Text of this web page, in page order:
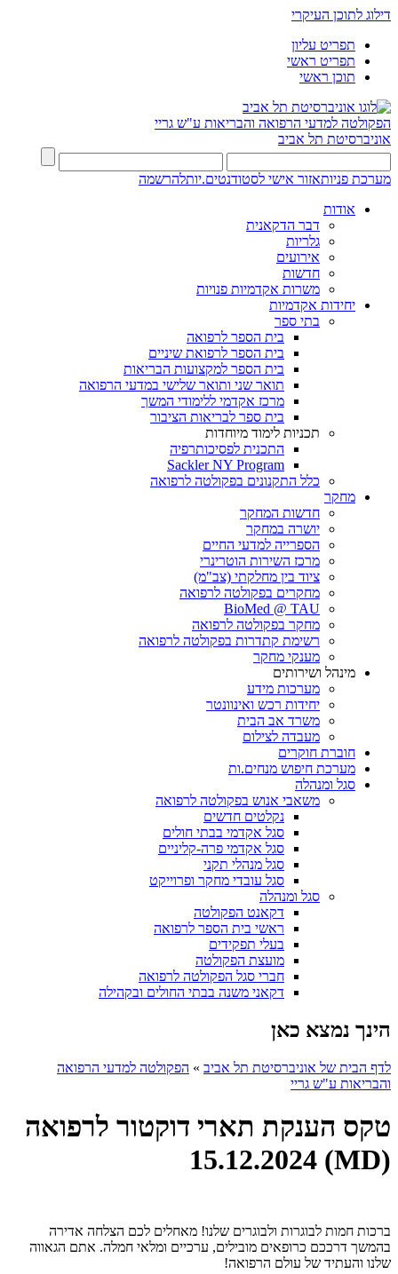
דילוג לתוכן העיקרי
תפריט עליון
תפריט ראשי
תוכן ראשי
הפקולטה למדעי הרפואה והבריאות ע"ש גריי
אוניברסיטת תל אביב
מערכת פניותאזור אישי לסטודנטים.יותלהרשמה
אודות
דבר הדקאנית
גלריות
אירועים
חדשות
משרות אקדמיות פנויות
יחידות אקדמיות
בתי ספר
בית הספר לרפואה
בית הספר לרפואת שיניים
בית הספר למקצועות הבריאות
תואר שני ותואר שלישי במדעי הרפואה
מרכז אקדמי ללימודי המשך
בית ספר לבריאות הציבור
תכניות לימוד מיוחדות
התכנית לפסיכותרפיה
Sackler NY Program
כלל התקנונים בפקולטה לרפואה
מחקר
חדשות המחקר
יושרה במחקר
הספרייה למדעי החיים
מרכז השירות הוטרינרי
ציוד בין מחלקתי (צב"מ)
מחקרים בפקולטה לרפואה
BioMed @ TAU
מחקר בפקולטה לרפואה
רשימת קתדרות בפקולטה לרפואה
מענקי מחקר
מינהל ושירותים
מערכות מידע
יחידות רכש ואינוונטר
משרד אב הבית
מעבדה לצילום
חוברת חוקרים
מערכת חיפוש מנחים.ות
סגל ומנהלה
משאבי אנוש בפקולטה לרפואה
נקלטים חדשים
סגל אקדמי בבתי חולים
סגל אקדמי פרה-קליניים
סגל מנהלי תקני
סגל עובדי מחקר ופרוייקט
סגל ומנהלה
דקאנט הפקולטה
ראשי בית הספר לרפואה
בעלי תפקידים
מועצת הפקולטה
חברי סגל הפקולטה לרפואה
דקאני משנה בבתי החולים ובקהילה
הינך נמצא כאן
לדף הבית של אוניברסיטת תל אביב » הפקולטה למדעי הרפואה
והבריאות ע"ש גריי
טקס הענקת תארי דוקטור לרפואה
(MD) 15.12.2024
ברכות חמות לבוגרות ולבוגרים שלנו! מאחלים לכם הצלחה אדירה
בהמשך דרככם כרופאים מובילים, ערכיים ומלאי חמלה. אתם הגאווה
שלנו והעתיד של עולם הרפואה!